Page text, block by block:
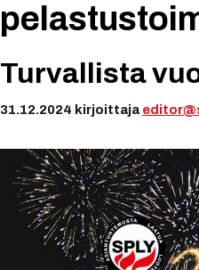
Turvallista
31.12.2024 kirjoittaja